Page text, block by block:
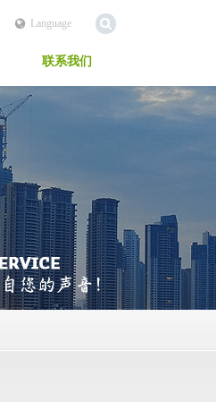
Language
联系我们